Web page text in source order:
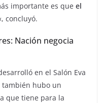
importante es que el
concluyó.
Nación negocia
en el Salón Eva
también hubo un
que tiene para la